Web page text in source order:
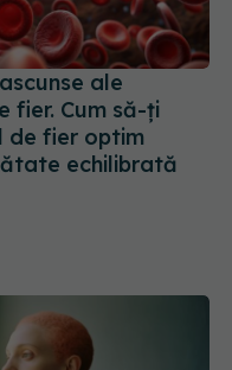
ale
fier. Cum să-ți
de fier optim
echilibrată